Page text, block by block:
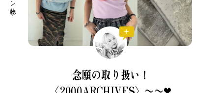
念願の取り扱い！